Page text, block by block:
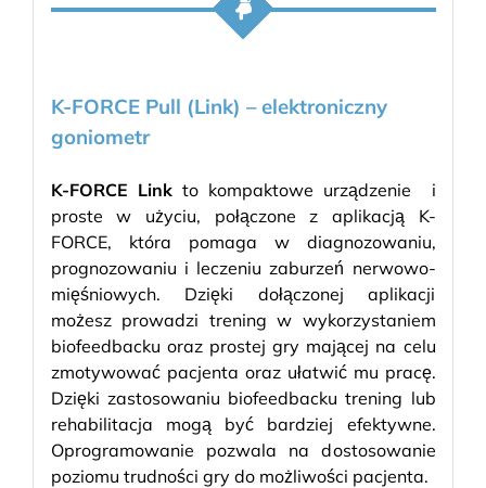
K-FORCE Pull (Link) – elektroniczny
goniometr
K-FORCE Linkto kompaktowe urządzenie i
proste w użyciu, połączone z aplikacją K-
FORCE, która pomaga w diagnozowaniu,
prognozowaniu i leczeniu zaburzeń nerwowo-
mięśniowych. Dzięki dołączonej aplikacji
możesz prowadzi trening w wykorzystaniem
biofeedbacku oraz prostej gry mającej na celu
zmotywować pacjenta oraz ułatwić mu pracę.
Dzięki zastosowaniu biofeedbacku trening lub
rehabilitacja mogą być bardziej efektywne.
Oprogramowanie pozwala na dostosowanie
poziomu trudności gry do możliwości pacjenta.